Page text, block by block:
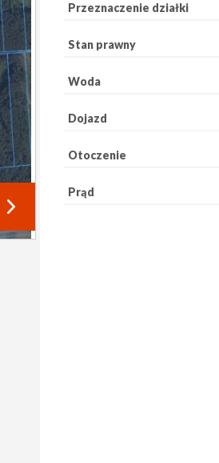
Przeznaczenie działki
Stan prawny
Woda
Dojazd
Otoczenie
Prąd